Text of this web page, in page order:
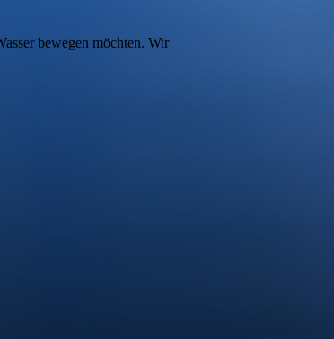
bewegen möchten. Wir